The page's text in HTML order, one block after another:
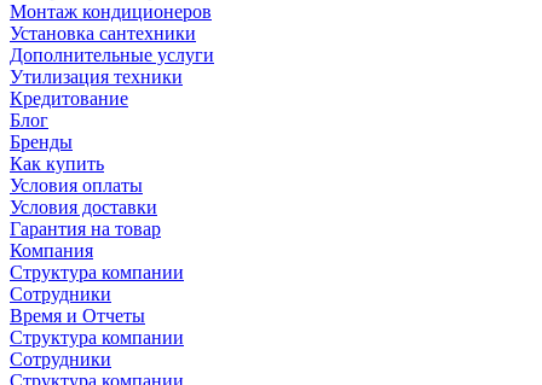
Монтаж кондиционеров
Установка сантехники
Дополнительные услуги
Утилизация техники
Кредитование
Блог
Бренды
Как купить
Условия оплаты
Условия доставки
Гарантия на товар
Компания
Структура компании
Сотрудники
Время и Отчеты
Структура компании
Сотрудники
Структура компании